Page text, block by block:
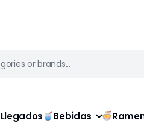
Bebidas